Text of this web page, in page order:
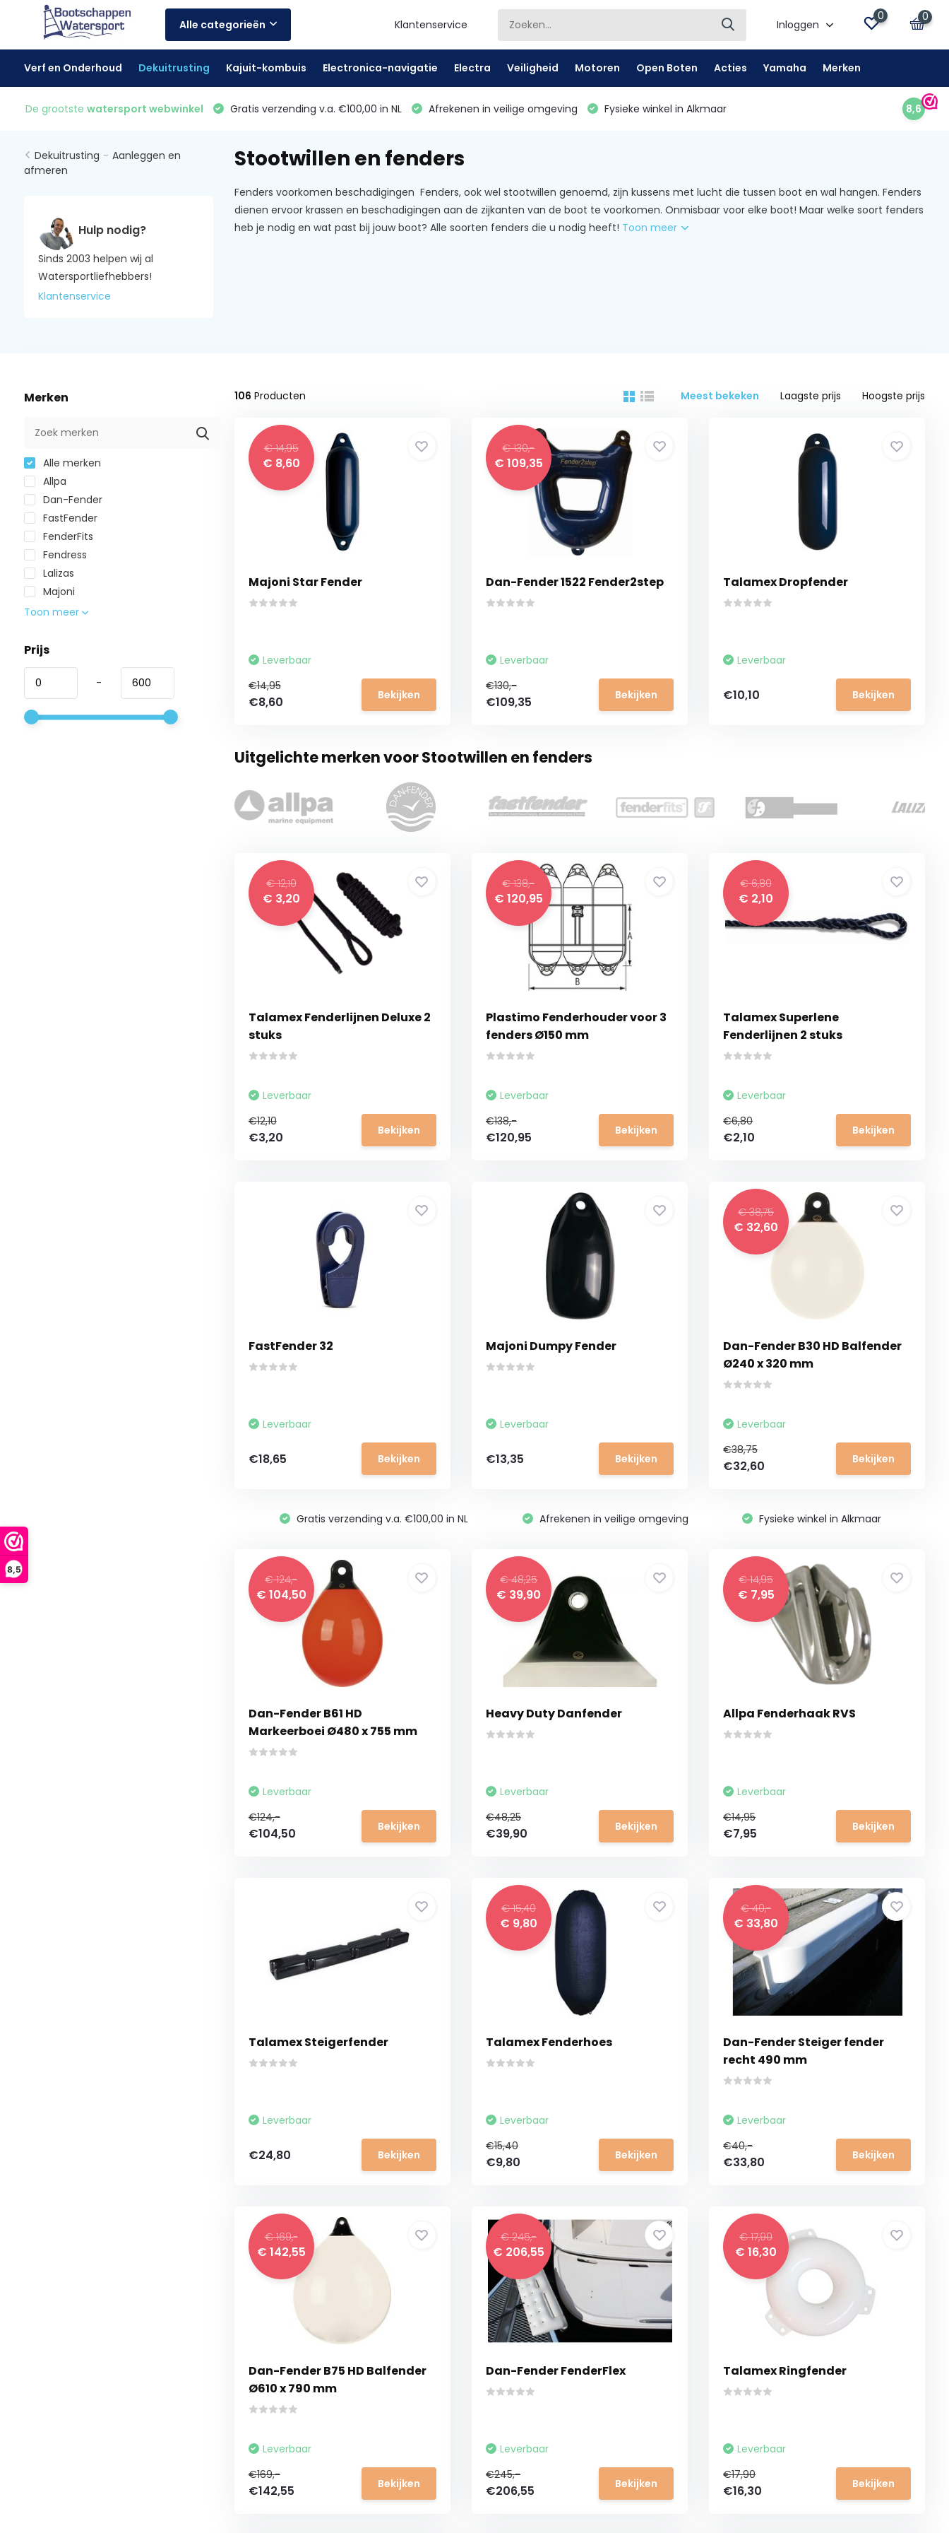
8,5
Alle categorieën Klantenservice Inloggen
0 0
Verf en Onderhoud Dekuitrusting Kajuit-kombuis Electronica-navigatie Electra Veiligheid Motoren Open Boten Acties Yamaha Merken
De grootste watersport webwinkel Gratis verzending v.a. €100,00 in NL Afrekenen in veilige omgeving Fysieke winkel in Alkmaar 8,6
Dekuitrusting - Aanleggen en
afmeren
Hulp nodig?
Sinds 2003 helpen wij al
Watersportliefhebbers!
Klantenservice
Stootwillen en fenders
Fenders voorkomen beschadigingen Fenders, ook wel stootwillen genoemd, zijn kussens met lucht die tussen boot en wal hangen. Fenders
dienen ervoor krassen en beschadigingen aan de zijkanten van de boot te voorkomen. Onmisbaar voor elke boot! Maar welke soort fenders
heb je nodig en wat past bij jouw boot? Alle soorten fenders die u nodig heeft! Toon meer
Merken
Alle merken
Allpa
Dan-Fender
FastFender
FenderFits
Fendress
Lalizas
Majoni
Toon meer
Prijs
-
106 Producten Meest bekeken Laagste prijs Hoogste prijs
€ 14,95
€ 8,60
Majoni Star Fender
Leverbaar
€14,95
€8,60 Bekijken
€ 130,-
€ 109,35
Dan-Fender 1522 Fender2step
Leverbaar
€130,-
€109,35 Bekijken
Talamex Dropfender
Leverbaar
€10,10 Bekijken
Uitgelichte merken voor Stootwillen en fenders
€ 12,10
€ 3,20
Talamex Fenderlijnen Deluxe 2
stuks
Leverbaar
€12,10
€3,20 Bekijken
€ 138,-
€ 120,95
Plastimo Fenderhouder voor 3
fenders Ø150 mm
Leverbaar
€138,-
€120,95 Bekijken
€ 6,80
€ 2,10
Talamex Superlene
Fenderlijnen 2 stuks
Leverbaar
€6,80
€2,10 Bekijken
FastFender 32
Leverbaar
€18,65 Bekijken
Majoni Dumpy Fender
Leverbaar
€13,35 Bekijken
€ 38,75
€ 32,60
Dan-Fender B30 HD Balfender
Ø240 x 320 mm
Leverbaar
€38,75
€32,60 Bekijken
Gratis verzending v.a. €100,00 in NL Afrekenen in veilige omgeving Fysieke winkel in Alkmaar
€ 124,-
€ 104,50
Dan-Fender B61 HD
Markeerboei Ø480 x 755 mm
Leverbaar
€124,-
€104,50 Bekijken
€ 48,25
€ 39,90
Heavy Duty Danfender
Leverbaar
€48,25
€39,90 Bekijken
€ 14,95
€ 7,95
Allpa Fenderhaak RVS
Leverbaar
€14,95
€7,95 Bekijken
Talamex Steigerfender
Leverbaar
€24,80 Bekijken
€ 15,40
€ 9,80
Talamex Fenderhoes
Leverbaar
€15,40
€9,80 Bekijken
€ 40,-
€ 33,80
Dan-Fender Steiger fender
recht 490 mm
Leverbaar
€40,-
€33,80 Bekijken
€ 169,-
€ 142,55
Dan-Fender B75 HD Balfender
Ø610 x 790 mm
Leverbaar
€169,-
€142,55 Bekijken
€ 245,-
€ 206,55
Dan-Fender FenderFlex
Leverbaar
€245,-
€206,55 Bekijken
€ 17,90
€ 16,30
Talamex Ringfender
Leverbaar
€17,90
€16,30 Bekijken